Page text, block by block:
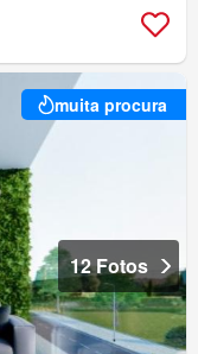
muita procura
12 Fotos